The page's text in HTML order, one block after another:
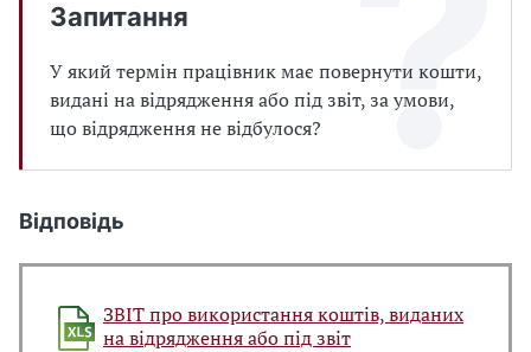
Запитання
У який термін працівник має повернути кошти,
видані на відрядження або під звіт, за умови,
що відрядження не відбулося?
Відповідь
ЗВІТ про використання коштів, виданих
на відрядження або під звіт